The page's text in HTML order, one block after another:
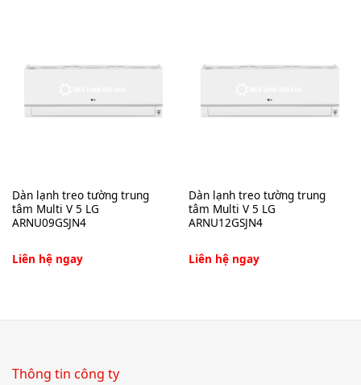
Dàn lạnh treo tường trung
tâm Multi V 5 LG
ARNU09GSJN4
Liên hệ ngay
Dàn lạnh treo tường trung
tâm Multi V 5 LG
ARNU12GSJN4
Liên hệ ngay
Thông tin công ty